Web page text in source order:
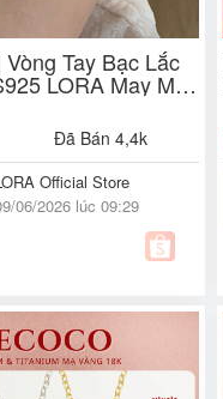
Tay Bạc Lắc
LORA May Mắn
Riêng Theo
Tặng Ý Nghĩa
Đã Bán 4,4k
Official Store
06/2026 lúc 09:29